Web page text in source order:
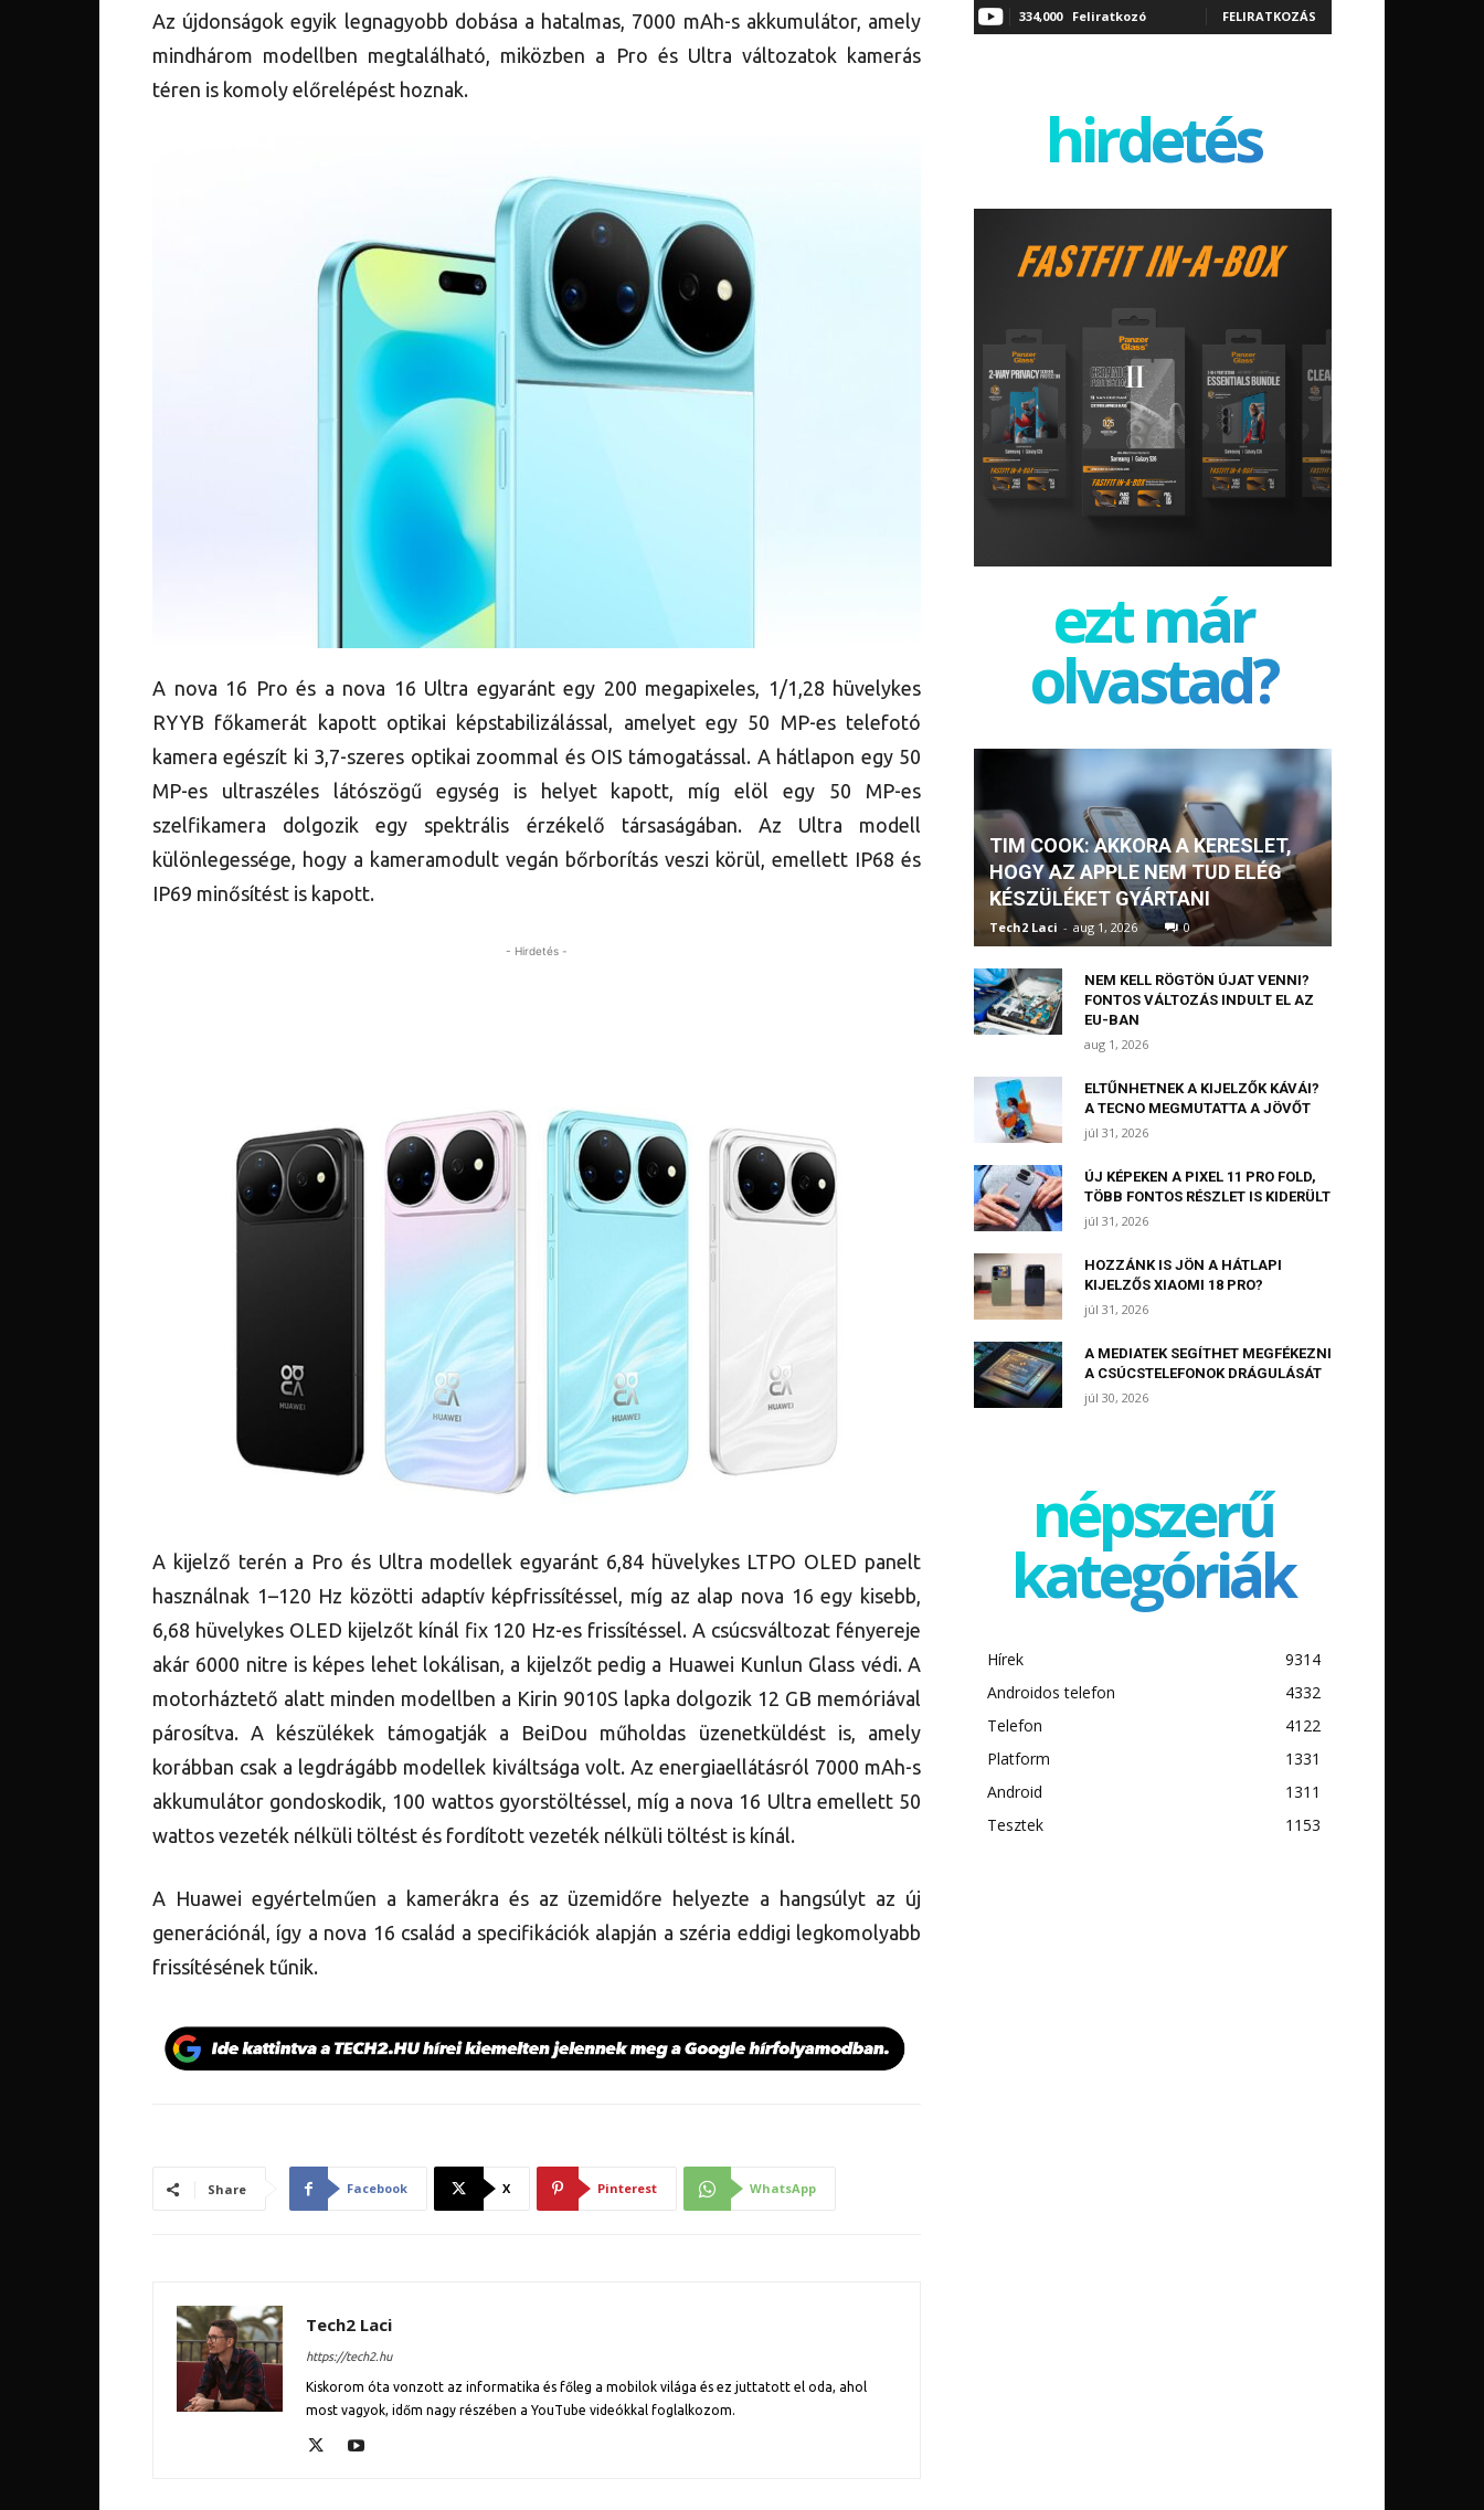
Az újdonságok egyik legnagyobb dobása a hatalmas, 7000 mAh-s akkumulátor, amely
mindhárom modellben megtalálható, miközben a Pro és Ultra változatok kamerás
téren is komoly előrelépést hoznak.
A nova 16 Pro és a nova 16 Ultra egyaránt egy 200 megapixeles, 1/1,28 hüvelykes
RYYB főkamerát kapott optikai képstabilizálással, amelyet egy 50 MP-es telefotó
kamera egészít ki 3,7-szeres optikai zoommal és OIS támogatással. A hátlapon egy 50
MP-es ultraszéles látószögű egység is helyet kapott, míg elöl egy 50 MP-es
szelfikamera dolgozik egy spektrális érzékelő társaságában. Az Ultra modell
különlegessége, hogy a kameramodult vegán bőrborítás veszi körül, emellett IP68 és
IP69 minősítést is kapott.
- Hirdetés -
A kijelző terén a Pro és Ultra modellek egyaránt 6,84 hüvelykes LTPO OLED panelt
használnak 1–120 Hz közötti adaptív képfrissítéssel, míg az alap nova 16 egy kisebb,
6,68 hüvelykes OLED kijelzőt kínál fix 120 Hz-es frissítéssel. A csúcsváltozat fényereje
akár 6000 nitre is képes lehet lokálisan, a kijelzőt pedig a Huawei Kunlun Glass védi. A
motorháztető alatt minden modellben a Kirin 9010S lapka dolgozik 12 GB memóriával
párosítva. A készülékek támogatják a BeiDou műholdas üzenetküldést is, amely
korábban csak a legdrágább modellek kiváltsága volt. Az energiaellátásról 7000 mAh-s
akkumulátor gondoskodik, 100 wattos gyorstöltéssel, míg a nova 16 Ultra emellett 50
wattos vezeték nélküli töltést és fordított vezeték nélküli töltést is kínál.
A Huawei egyértelműen a kamerákra és az üzemidőre helyezte a hangsúlyt az új
generációnál, így a nova 16 család a specifikációk alapján a széria eddigi legkomolyabb
frissítésének tűnik.
Share Facebook X Pinterest WhatsApp
Tech2 Laci
https://tech2.hu
Kiskorom óta vonzott az informatika és főleg a mobilok világa és ez juttatott el oda, ahol
most vagyok, időm nagy részében a YouTube videókkal foglalkozom.
334,000 Feliratkozó FELIRATKOZÁS
hirdetés
ezt már
olvastad?
TIM COOK: AKKORA A KERESLET,
HOGY AZ APPLE NEM TUD ELÉG
KÉSZÜLÉKET GYÁRTANI
Tech2 Laci - aug 1, 2026 0
NEM KELL RÖGTÖN ÚJAT VENNI?
FONTOS VÁLTOZÁS INDULT EL AZ
EU-BAN
aug 1, 2026
ELTŰNHETNEK A KIJELZŐK KÁVÁI?
A TECNO MEGMUTATTA A JÖVŐT
júl 31, 2026
ÚJ KÉPEKEN A PIXEL 11 PRO FOLD,
TÖBB FONTOS RÉSZLET IS KIDERÜLT
júl 31, 2026
HOZZÁNK IS JÖN A HÁTLAPI
KIJELZŐS XIAOMI 18 PRO?
júl 31, 2026
A MEDIATEK SEGÍTHET MEGFÉKEZNI
A CSÚCSTELEFONOK DRÁGULÁSÁT
júl 30, 2026
népszerű
kategóriák
Hírek
9314
Androidos telefon
4332
Telefon
4122
Platform
1331
Android
1311
Tesztek
1153